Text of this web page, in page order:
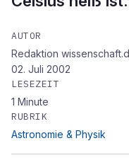
AUTOR
Redaktion
02. Juli 2002
LESEZEIT
1 Minute
RUBRIK
Astronomie & Physik